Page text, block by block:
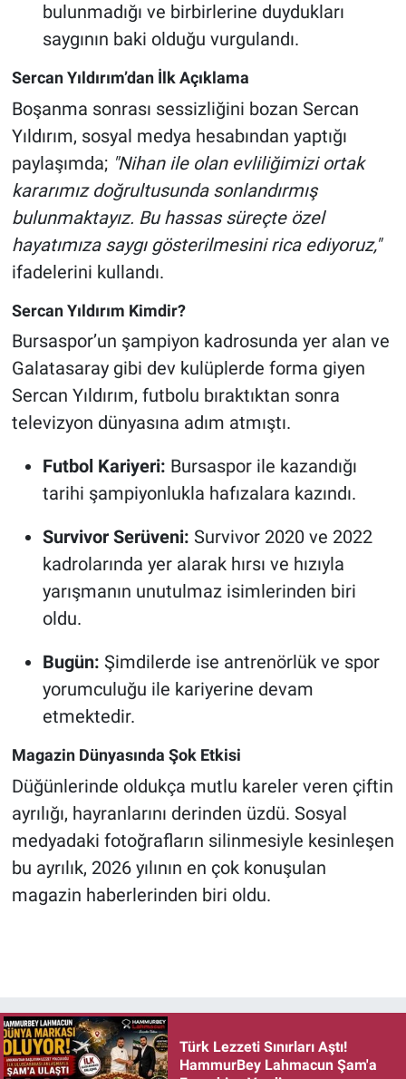
bulunmadığı ve birbirlerine duydukları
saygının baki olduğu vurgulandı.
Sercan Yıldırım’dan İlk Açıklama
Boşanma sonrası sessizliğini bozan Sercan
Yıldırım, sosyal medya hesabından yaptığı
paylaşımda; "Nihan ile olan evliliğimizi ortak
kararımız doğrultusunda sonlandırmış
bulunmaktayız. Bu hassas süreçte özel
hayatımıza saygı gösterilmesini rica ediyoruz,"
ifadelerini kullandı.
Sercan Yıldırım Kimdir?
Bursaspor’un şampiyon kadrosunda yer alan ve
Galatasaray gibi dev kulüplerde forma giyen
Sercan Yıldırım, futbolu bıraktıktan sonra
televizyon dünyasına adım atmıştı.
Futbol Kariyeri: Bursaspor ile kazandığı
tarihi şampiyonlukla hafızalara kazındı.
Survivor Serüveni: Survivor 2020 ve 2022
kadrolarında yer alarak hırsı ve hızıyla
yarışmanın unutulmaz isimlerinden biri
oldu.
Bugün: Şimdilerde ise antrenörlük ve spor
yorumculuğu ile kariyerine devam
etmektedir.
Magazin Dünyasında Şok Etkisi
Düğünlerinde oldukça mutlu kareler veren çiftin
ayrılığı, hayranlarını derinden üzdü. Sosyal
medyadaki fotoğrafların silinmesiyle kesinleşen
bu ayrılık, 2026 yılının en çok konuşulan
magazin haberlerinden biri oldu.
Türk Lezzeti Sınırları Aştı!
HammurBey Lahmacun Şam'a